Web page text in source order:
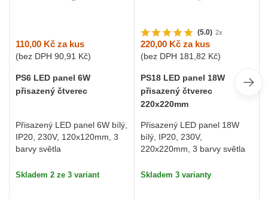
110,00 Kč za kus
(bez DPH 90,91 Kč)
PS6 LED panel 6W
přisazený čtverec
Přisazený LED panel 6W bílý,
IP20, 230V, 120x120mm, 3
barvy světla
Skladem 2 ze 3 variant
(5.0) 2x
220,00 Kč za kus
(bez DPH 181,82 Kč)
PS18 LED panel 18W
přisazený čtverec
220x220mm
Přisazený LED panel 18W
bílý, IP20, 230V,
220x220mm, 3 barvy světla
Skladem 3 varianty